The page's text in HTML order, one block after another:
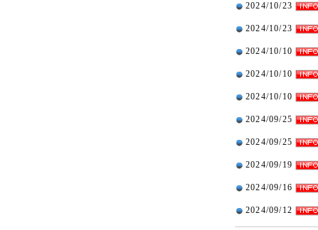
2024/10/23
2024/10/23
2024/10/10
2024/10/10
2024/10/10
2024/09/25
2024/09/25
2024/09/19
2024/09/16
2024/09/12